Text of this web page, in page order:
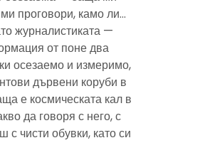
проговори, камо ли…
журналистиката —
от поне два
осезаемо и измеримо,
дървени коруби в
е космическата кал в
да говоря с него, с
чисти обувки, като си